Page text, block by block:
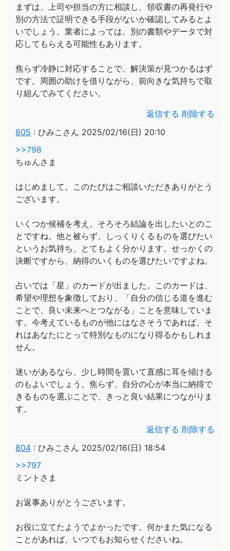
まずは、上司や担当の方に相談し、領収書の再発行や
別の方法で証明できる手段がないか確認してみるとよ
いでしょう。業者によっては、別の書類やデータで対
応してもらえる可能性もあります。
焦らず冷静に対応することで、解決策が見つかるはず
です。周囲の助けを借りながら、前向きな気持ちで取
り組んでみてください。
返信する 削除する
805 : ひみこさん 2025/02/16(日) 20:10
>>798
ちゅんさま
はじめまして。このたびはご相談いただきありがとう
ございます。
いくつか候補を考え、そろそろ結論を出したいとのこ
とですね。他と被らず、しっくりくるものを選びたい
というお気持ち、とてもよく分かります。せっかくの
決断ですから、納得のいくものを選びたいですよね。
占いでは「星」のカードが出ました。このカードは、
希望や理想を象徴しており、「自分の信じる道を進む
ことで、良い未来へとつながる」ことを意味していま
す。今考えているものが他にはなさそうであれば、そ
れはあなたにとって特別なものになり得るかもしれま
せん。
迷いがあるなら、少し時間を置いて直感に耳を傾ける
のもよいでしょう。焦らず、自分の心が本当に納得で
きるものを選ぶことで、きっと良い結果につながりま
す。
返信する 削除する
804 : ひみこさん 2025/02/16(日) 18:54
>>797
ミントさま
お返事ありがとうございます。
お役に立てたようでよかったです。何かまた気になる
ことがあれば、いつでもお知らせくださいね。